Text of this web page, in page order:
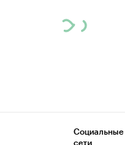
Социальные
сети